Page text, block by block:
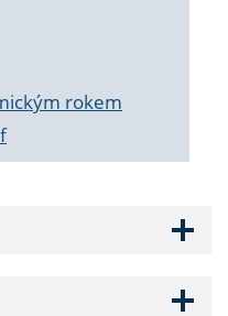
rokem